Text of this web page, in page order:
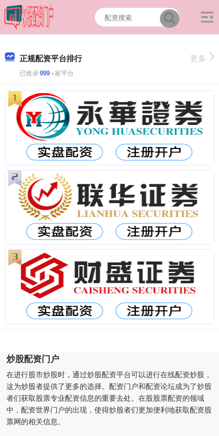
正规配资平台排行
已收录999+家平台
更多
炒股配资门户
在进行股市炒股时，通过炒股配资平台可以进行在线配资炒股，
这为炒股者提供了更多的选择。配资门户和配资论坛成为了炒股
者们获取股票专业配资信息的重要去处。在股股票配资的领域
中，配资世界门户的出现，使得炒股者们更加便利地获取配资股
票网的相关信息。